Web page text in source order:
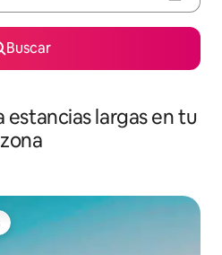
Buscar
largas en tu
zona